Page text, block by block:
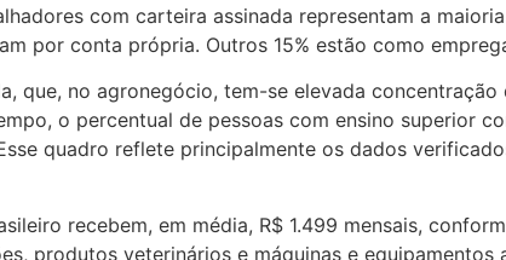
com carteira assinada representam a
por conta própria. Outros 15% estão como
que, no agronegócio, tem-se elevada
o percentual de pessoas com ensino superior
quadro reflete principalmente os dados
recebem, em média, R$ 1.499 mensais,
produtos veterinários e máquinas e